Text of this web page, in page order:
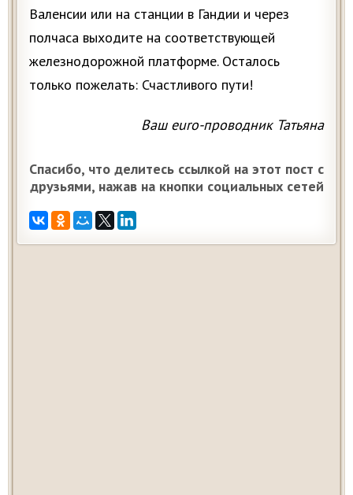
Валенсии или на станции в Гандии и через
полчаса выходите на соответствующей
железнодорожной платформе. Осталось
только пожелать: Счастливого пути!
Ваш euro-проводник Татьяна
Спасибо, что делитесь ссылкой на этот пост с
друзьями, нажав на кнопки социальных сетей